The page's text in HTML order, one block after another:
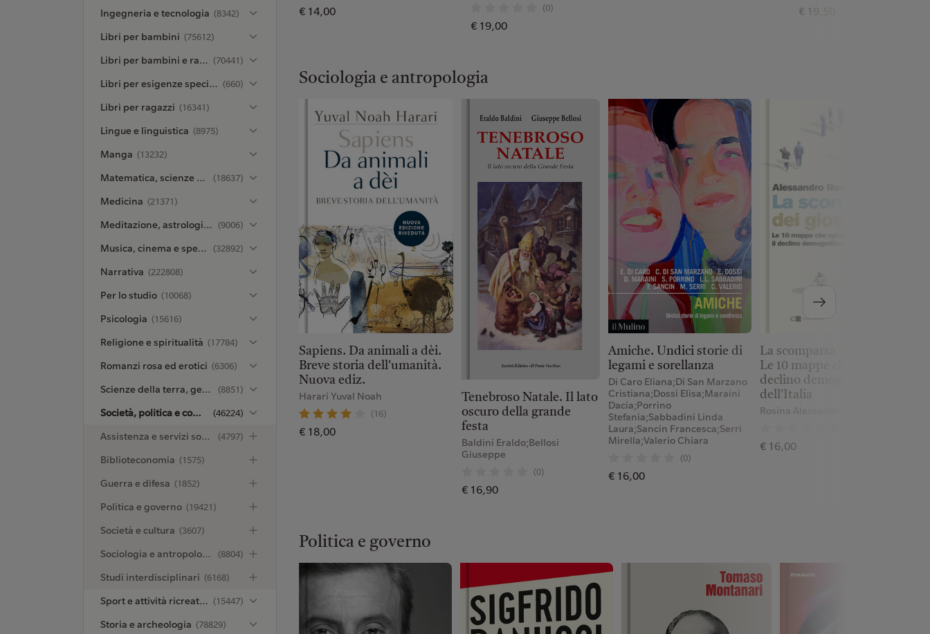
Ingegneria e tecnologia (8342)
Libri per bambini (75612)
Libri per bambini e ragazzi (70441)
Libri per esigenze speciali (660)
Libri per ragazzi (16341)
Lingue e linguistica (8975)
Manga (13232)
Matematica, scienze e ambiente (18637)
Medicina (21371)
Meditazione, astrologia ed esoterismo (9006)
Musica, cinema e spettacolo (32892)
Narrativa (222808)
Per lo studio (10068)
Psicologia (15616)
Religione e spiritualità (17784)
Romanzi rosa ed erotici (6306)
Scienze della terra, geografia, ambiente, pianificazione (8851)
Società, politica e comunicazione (46224)
Assistenza e servizi sociali, criminologia (4797)
Biblioteconomia (1575)
Guerra e difesa (1852)
Politica e governo (19421)
Società e cultura (3607)
Sociologia e antropologia (8804)
Studi interdisciplinari (6168)
Sport e attività ricreative all’aperto (15447)
Storia e archeologia (78829)
€ 14,00 (0)
€ 19,00
€ 19,50
Sociologia e antropologia
Sapiens. Da animali a dèi.
Breve storia dell'umanità.
Nuova ediz.
Harari Yuval Noah
(16)
€ 18,00
Tenebroso Natale. Il lato
oscuro della grande
festa
Baldini Eraldo;Bellosi
Giuseppe
(0)
€ 16,90
Amiche. Undici storie di
legami e sorellanza
Di Caro Eliana;Di San Marzano
Cristiana;Dossi Elisa;Maraini
Dacia;Porrino
Stefania;Sabbadini Linda
Laura;Sancin Francesca;Serri
Mirella;Valerio Chiara
(0)
€ 16,00
La scomparsa dei giovani.
Le 10 mappe che spiegano il
declino demografico
dell'Italia
Rosina Alessandro
€ 16,00
Politica e governo